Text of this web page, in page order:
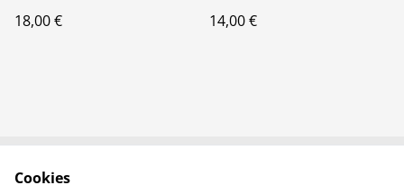
18,00 € 14,00 €
Cookies